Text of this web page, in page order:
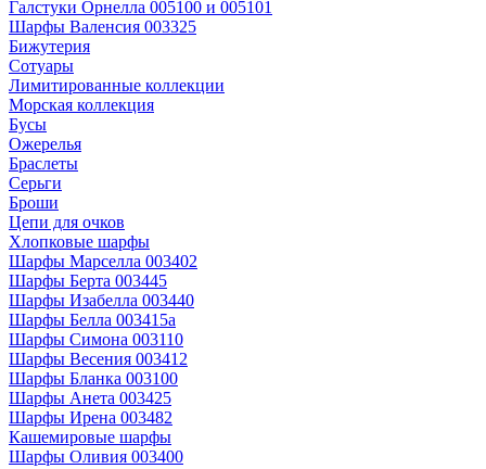
Галстуки Орнелла 005100 и 005101
Шарфы Валенсия 003325
Бижутерия
Сотуары
Лимитированные коллекции
Морская коллекция
Бусы
Ожерелья
Браслеты
Серьги
Броши
Цепи для очков
Хлопковые шарфы
Шарфы Марселла 003402
Шарфы Берта 003445
Шарфы Изабелла 003440
Шарфы Белла 003415a
Шарфы Симона 003110
Шарфы Весения 003412
Шарфы Бланка 003100
Шарфы Анета 003425
Шарфы Ирена 003482
Кашемировые шарфы
Шарфы Оливия 003400